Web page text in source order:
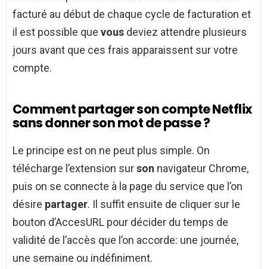
facturé au début de chaque cycle de facturation et
il est possible que vous deviez attendre plusieurs
jours avant que ces frais apparaissent sur votre
compte.
Comment partager son compte Netflix
sans donner son mot de passe ?
Le principe est on ne peut plus simple. On
télécharge l’extension surson navigateur Chrome,
puis on se connecte à la page du service que l’on
désire partager. Il suffit ensuite de cliquer sur le
bouton d’AccesURL pour décider du temps de
validité de l’accès que l’on accorde: une journée,
une semaine ou indéfiniment.